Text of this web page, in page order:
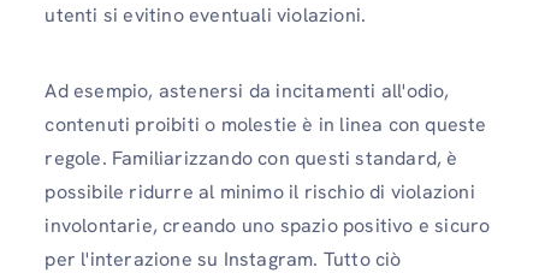
utenti si evitino eventuali violazioni.
Ad esempio, astenersi da incitamenti all'odio,
contenuti proibiti o molestie è in linea con queste
regole. Familiarizzando con questi standard, è
possibile ridurre al minimo il rischio di violazioni
involontarie, creando uno spazio positivo e sicuro
per l'interazione su Instagram. Tutto ciò